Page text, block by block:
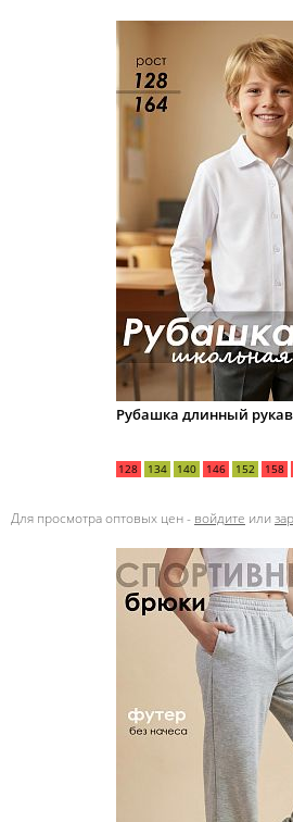
Рубашка длинный
128 134 140 146 152 158
Для просмотра оптовых цен - войдите или